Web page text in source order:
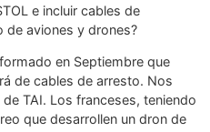
e incluir cables de
de aviones y drones?
en Septiembre que
de cables de arresto. Nos
TAI. Los franceses, teniendo
que desarrollen un dron de